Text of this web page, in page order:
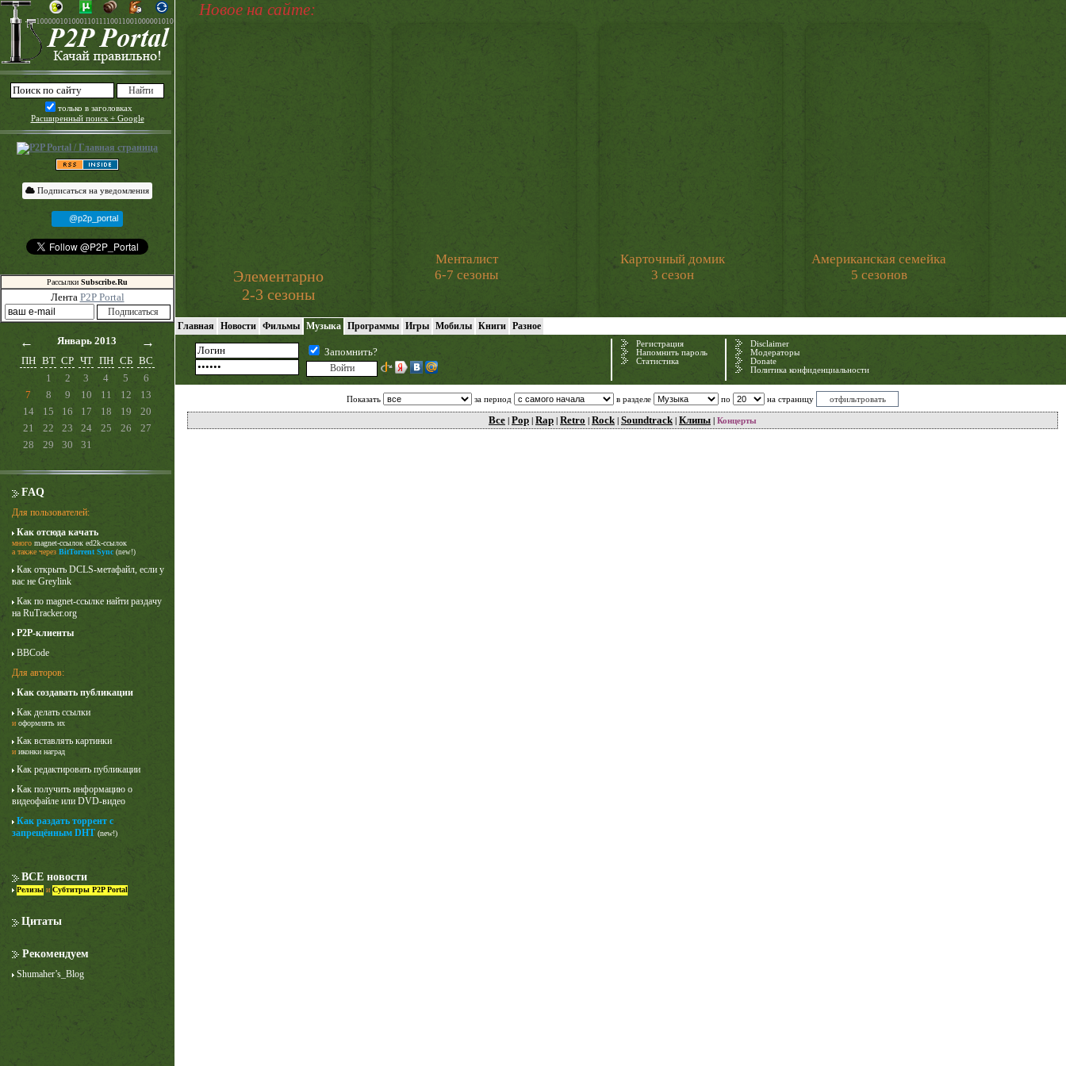
только в заголовках
Расширенный поиск + Google
Подписаться на уведомления
@p2p_portal
Рассылки Subscribe.Ru
Лента P2P Portal
← Январь 2013 →
ПН ВТ СР ЧТ ПН СБ ВС
1
2 3 4 5
6
7
8 9 10 11 12
13
14
15 16 17 18 19
20
21
22 23 24 25 26
27
28
29 30 31
FAQ
Для пользователей:
Как отсюда качать
много magnet-ссылок ed2k-ссылок
а также через BitTorrent Sync (new!)
Как открыть DCLS-метафайл, если у
вас не Greylink
Как по magnet-ссылке найти раздачу
на RuTracker.org
P2P-клиенты
BBCode
Для авторов:
Как создавать публикации
Как делать ссылки
и оформлять их
Как вставлять картинки
и иконки наград
Как редактировать публикации
Как получить информацию о
видеофайле или DVD-видео
Как раздать торрент с
запрещённым DHT (new!)
ВСЕ новости
Релизы и Субтитры P2P Portal
Цитаты
Рекомендуем
Shumaher’s_Blog
Новое на сайте:
Элементарно
2-3 сезоны
Менталист
6-7 сезоны
Карточный домик
3 сезон
Американская семейка
5 сезонов
Главная Новости Фильмы Музыка Программы Игры Мобилы Книги Разное
Запомнить?
Регистрация
Напомнить пароль
Статистика
Disclaimer
Модераторы
Donate
Политика конфиденциальности
Показать за период в разделе по на страницу
Все Pop Rap Retro Rock Soundtrack Клипы Концерты